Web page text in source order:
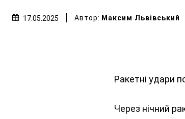
17.05.2025 Автор: Максим Львівський
Ракетні удари
Через нічний